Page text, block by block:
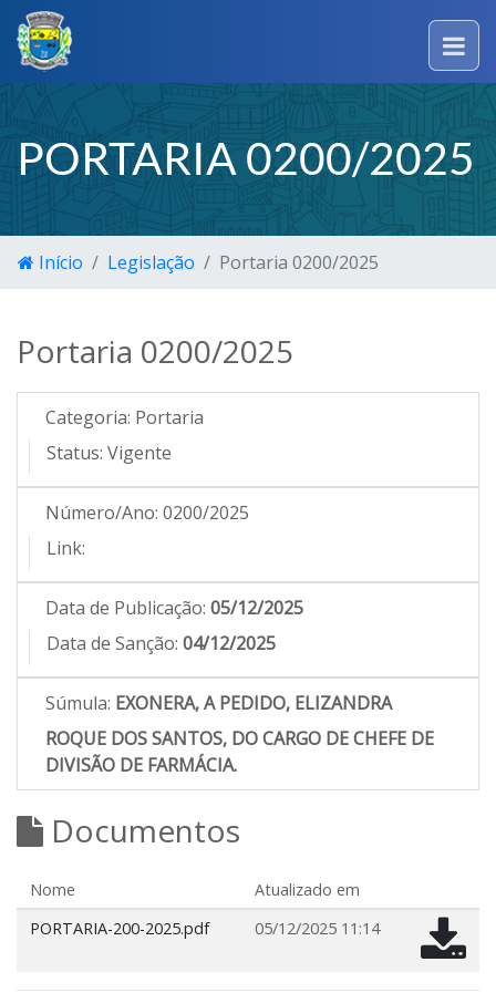
PORTARIA 0200/2025
Início Legislação Portaria 0200/2025
Portaria 0200/2025
Categoria: Portaria
Status: Vigente
Número/Ano: 0200/2025
Link:
Data de Publicação: 05/12/2025
Data de Sanção: 04/12/2025
Súmula: EXONERA, A PEDIDO, ELIZANDRA
ROQUE DOS SANTOS, DO CARGO DE CHEFE DE
DIVISÃO DE FARMÁCIA.
Documentos
Nome
Atualizado em
PORTARIA-200-2025.pdf
05/12/2025 11:14